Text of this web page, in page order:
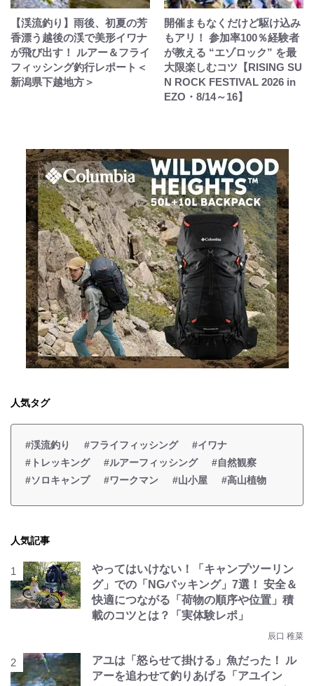
【渓流釣り】雨後、初夏の芳
香漂う越後の渓で美形イワナ
が飛び出す！ ルアー＆フライ
フィッシング釣行レポート＜
新潟県下越地方＞
開催まもなくだけど駆け込み
もアリ！ 参加率100％経験者
が教える “エゾロック” を最
大限楽しむコツ【RISING SU
N ROCK FESTIVAL 2026 in
EZO・8/14～16】
人気タグ
#渓流釣り #フライフィッシング
#イワナ
#トレッキング
#ルアーフィッシング
#自然観察
#ソロキャンプ
#ワークマン #山小屋 #高山植物
人気記事
やってはいけない！「キャンプツーリン
グ」での「NGパッキング」7選！ 安全＆
快適につながる「荷物の順序や位置」積
載のコツとは？「実体験レポ」
辰口 稚菜
アユは「怒らせて掛ける」魚だった！ ル
アーを追わせて釣りあげる「アユイン